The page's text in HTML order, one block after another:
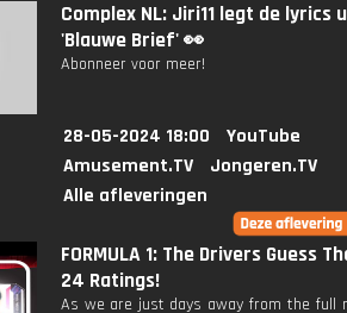
Complex NL: Jiri11 legt de lyrics
'Blauwe Brief' 👀
Abonneer voor meer!
28-05-2024 18:00
YouTube
Amusement.TV
Jongeren.TV
Alle afleveringen
FORMULA 1: The Drivers Guess
24 Ratings!
As we are just days away from the full